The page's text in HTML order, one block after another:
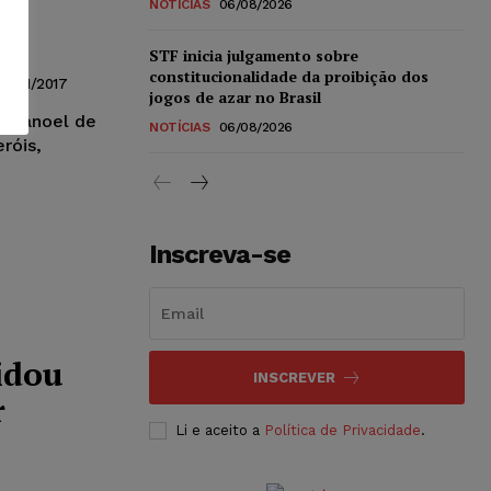
26/01/2017
Manoel de
NOTÍCIAS 06/08/2026
STF inicia julgamento sobre
constitucionalidade da proibição dos
jogos de azar no Brasil
NOTÍCIAS 06/08/2026
Inscreva-se
INSCREVER
Li e aceito a Política de Privacidade.